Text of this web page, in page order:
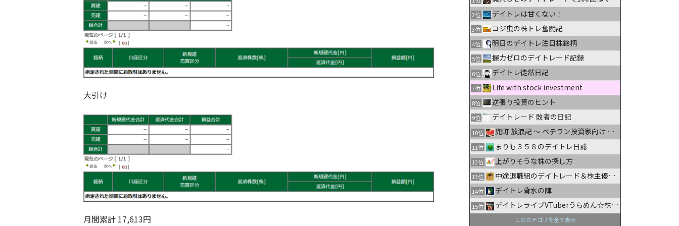
大引け
月間累計 17,613円
2位 デイトレは甘くない！
3位 コジ虫の株トレ奮闘記
4位 明日のデイトレ注目株銘柄
5位 握力ゼロのデイトレード記録
6位 デイトレ徒然日記
7位 Life with stock investment
8位 逆張り投資のヒント
9位 デイトレード 敗者の日記
10位 兜町 放浪記 〜 ベテラン投資家向け 株式情報ブログ
11位 まりも３５８のデイトレ日誌
12位 上がりそうな株の探し方
13位 中途退職組のデイトレード＆株主優待生活日記
14位 デイトレ背水の陣
15位 デイトレライブVTuberうらめん☆株のザラバどうでSHOW
このカテゴリを全て表示